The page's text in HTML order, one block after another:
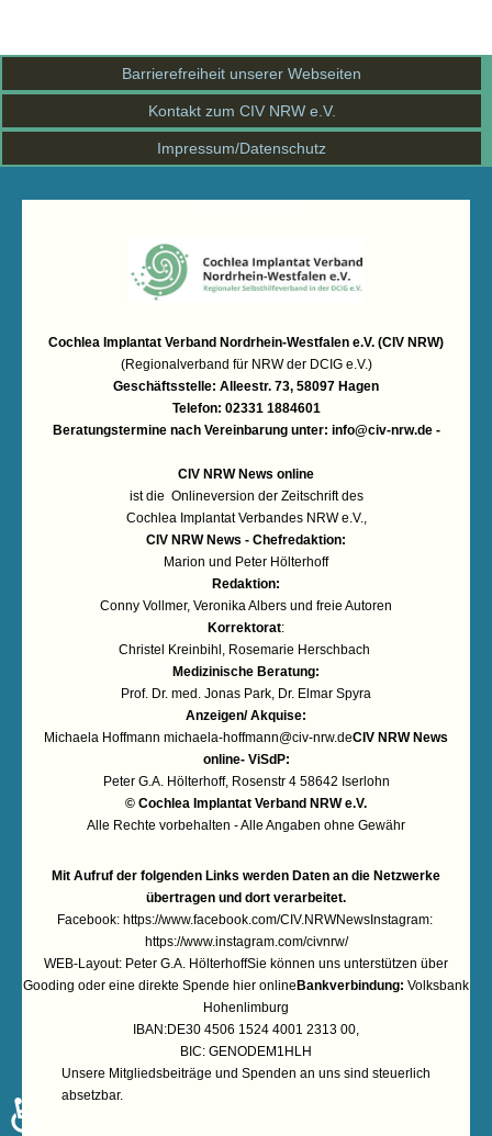
Barrierefreiheit unserer Webseiten
Kontakt zum CIV NRW e.V.
Impressum/Datenschutz
Cochlea Implantat Verband Nordrhein-Westfalen e.V. (CIV NRW)
(Regionalverband für NRW der DCIG e.V.)
Geschäftsstelle: Alleestr. 73, 58097 Hagen
Telefon: 02331 1884601
Beratungstermine nach Vereinbarung unter: info@civ-nrw.de-
CIV NRW News online
ist die Onlineversion der Zeitschrift des
Cochlea Implantat Verbandes NRW e.V.,
CIV NRW News - Chefredaktion:
Marion und Peter Hölterhoff
Redaktion:
Conny Vollmer, Veronika Albers und freie Autoren
Korrektorat:
Christel Kreinbihl, Rosemarie Herschbach
Medizinische Beratung:
Prof. Dr. med. Jonas Park, Dr. Elmar Spyra
Anzeigen/ Akquise:
Michaela Hoffmann michaela-hoffmann@civ-nrw.deCIV NRW News
online- ViSdP:
Peter G.A. Hölterhoff, Rosenstr 4 58642 Iserlohn
© Cochlea Implantat Verband NRW e.V.
Alle Rechte vorbehalten - Alle Angaben ohne Gewähr
Mit Aufruf der folgenden Links werden Daten an die Netzwerke
übertragen und dort verarbeitet.
Facebook: https://www.facebook.com/CIV.NRWNewsInstagram:
https://www.instagram.com/civnrw/
WEB-Layout: Peter G.A. HölterhoffSie können uns unterstützen über
Gooding oder eine direkte Spende hier online Bankverbindung: Volksbank
Hohenlimburg
IBAN:DE30 4506 1524 4001 2313 00,
BIC: GENODEM1HLH
Unsere Mitgliedsbeiträge und Spenden an uns sind steuerlich
absetzbar.